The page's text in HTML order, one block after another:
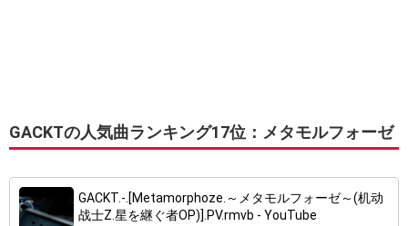
GACKTの人気曲ランキング17位：メタモルフォーゼ
GACKT.-.[Metamorphoze.～メタモルフォーゼ～(机动
战士Z.星を継ぐ者OP)].PV.rmvb - YouTube